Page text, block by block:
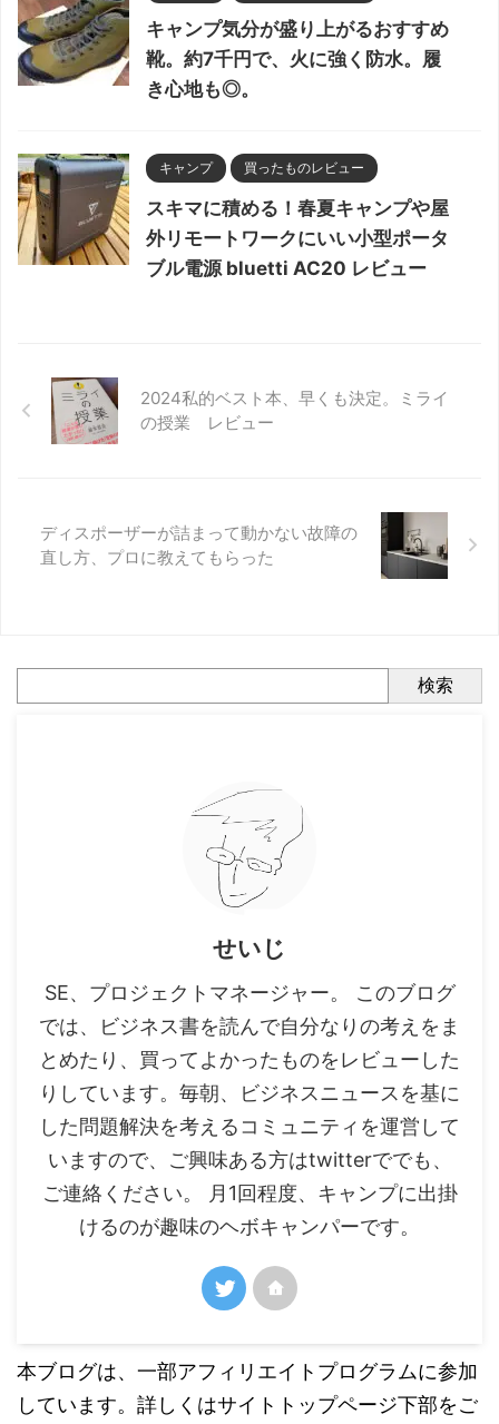
キャンプ気分が盛り上がるおすすめ
靴。約7千円で、火に強く防水。履
き心地も◎。
キャンプ 買ったものレビュー
スキマに積める！春夏キャンプや屋
外リモートワークにいい小型ポータ
ブル電源 bluetti AC20 レビュー
2024私的ベスト本、早くも決定。ミライ
の授業 レビュー
ディスポーザーが詰まって動かない故障の
直し方、プロに教えてもらった
検索
せいじ
SE、プロジェクトマネージャー。 このブログ
では、ビジネス書を読んで自分なりの考えをま
とめたり、買ってよかったものをレビューした
りしています。毎朝、ビジネスニュースを基に
した問題解決を考えるコミュニティを運営して
いますので、ご興味ある方はtwitterででも、
ご連絡ください。 月1回程度、キャンプに出掛
けるのが趣味のヘボキャンパーです。
本ブログは、一部アフィリエイトプログラムに参加
しています。詳しくはサイトトップページ下部をご